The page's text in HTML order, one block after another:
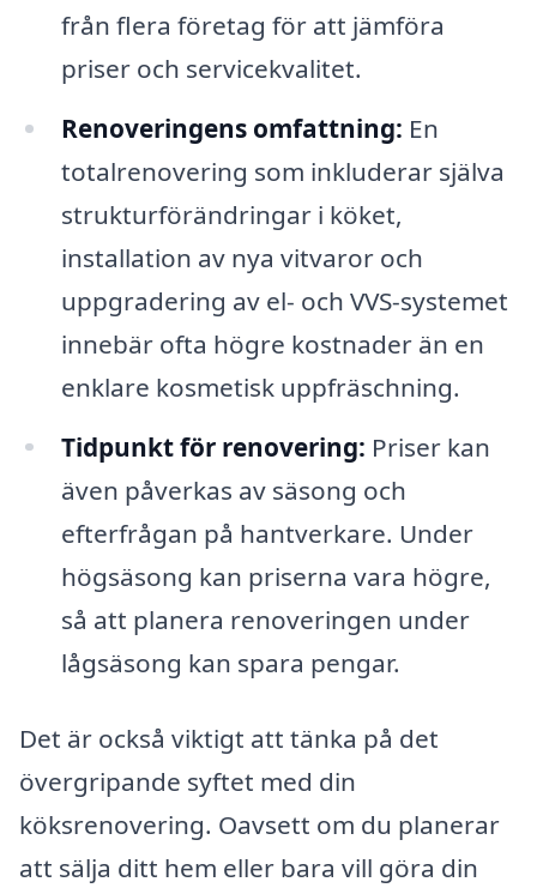
från flera företag för att jämföra
priser och servicekvalitet.
Renoveringens omfattning: En
totalrenovering som inkluderar själva
strukturförändringar i köket,
installation av nya vitvaror och
uppgradering av el- och VVS-systemet
innebär ofta högre kostnader än en
enklare kosmetisk uppfräschning.
Tidpunkt för renovering: Priser kan
även påverkas av säsong och
efterfrågan på hantverkare. Under
högsäsong kan priserna vara högre,
så att planera renoveringen under
lågsäsong kan spara pengar.
Det är också viktigt att tänka på det
övergripande syftet med din
köksrenovering. Oavsett om du planerar
att sälja ditt hem eller bara vill göra din